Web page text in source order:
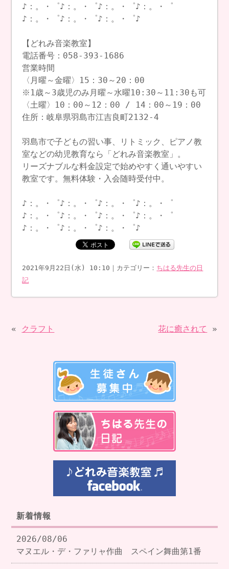
♪：。・゜♪：。・゜♪：。・゜♪：。・゜
♪：。・゜♪：。・゜♪：。・゜♪
【どれみ音楽教室】
電話番号：058-393-1686
営業時間
〈月曜～金曜〉15：30～20：00
※1歳～3歳児のみ月曜～水曜10:30～11:30も可
〈土曜〉10：00～12：00 / 14：00～19：00
住所：岐阜県羽島市江吉良町2132-4
羽島市で子どもの習い事、リトミック、ピアノ教
室などの幼児教育なら「どれみ音楽教室」。
リーズナブルな料金設定で始めやすく通いやすい
教室です。無料体験・入会随時受付中。
♪：。・゜♪：。・゜♪：。・゜♪：。・゜
♪：。・゜♪：。・゜♪：。・゜♪：。・゜
♪：。・゜♪：。・゜♪：。・゜♪
2021年9月22日(水) 10:10｜カテゴリー： ちはる先生の日
記
« クラフト 花に癒されて »
新着情報
2026/08/06
マヌエル・デ・ファリャ作曲 スペイン舞曲第1番